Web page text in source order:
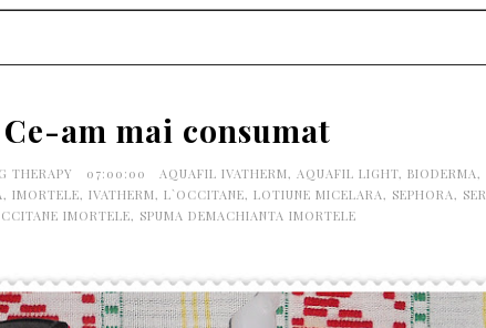
Ce-am mai consumat
THERAPY 07:00:00 AQUAFIL IVATHERM, AQUAFIL LIGHT, BIODERMA,
, IMORTELE, IVATHERM, L`OCCITANE, LOTIUNE MICELARA, SEPHORA, SER
IMORTELE, SPUMA DEMACHIANTA IMORTELE